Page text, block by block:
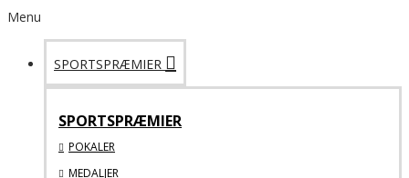
Menu
SPORTSPRÆMIER
SPORTSPRÆMIER
POKALER
MEDALJER